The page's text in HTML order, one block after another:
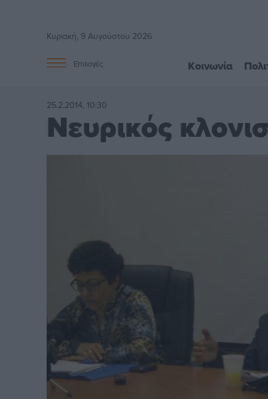
Κυριακή, 9 Αυγούστου 2026
Επιλογές Κοινωνία
25.2.2014, 10:30
Νευρικός